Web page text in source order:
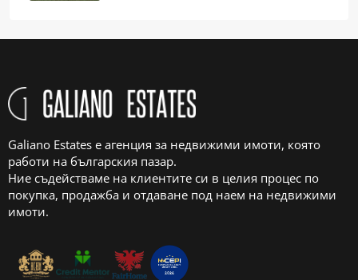
Galiano Estates е агенция за недвижими имоти, която
работи на българския пазар.
Ние съдействаме на клиентите си в целия процес по
покупка, продажба и отдаване под наем на недвижими
имоти.